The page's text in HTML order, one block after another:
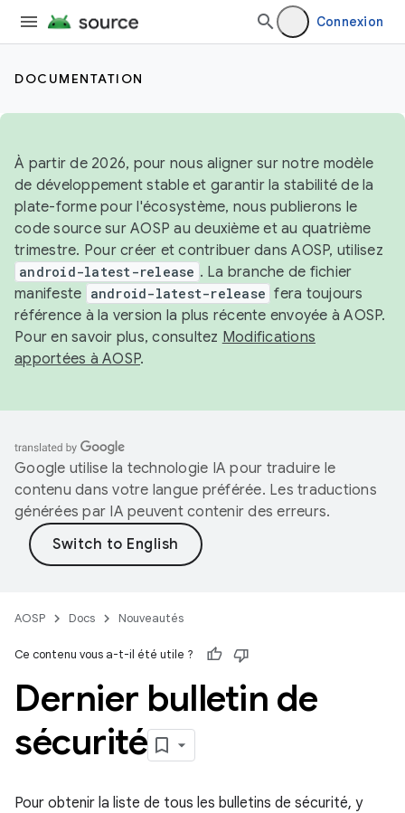
Connexion
DOCUMENTATION
À partir de 2026, pour nous aligner sur notre modèle
de développement stable et garantir la stabilité de la
plate-forme pour l'écosystème, nous publierons le
code source sur AOSP au deuxième et au quatrième
trimestre. Pour créer et contribuer dans AOSP, utilisez
android-latest-release . La branche de fichier
manifeste android-latest-release fera toujours
référence à la version la plus récente envoyée à AOSP.
Pour en savoir plus, consultez Modifications
apportées à AOSP.
Google utilise la technologie IA pour traduire le
contenu dans votre langue préférée. Les traductions
générées par IA peuvent contenir des erreurs.
AOSP Docs Nouveautés
Ce contenu vous a-t-il été utile ?
Dernier bulletin de
sécurité
Pour obtenir la liste de tous les bulletins de sécurité, y